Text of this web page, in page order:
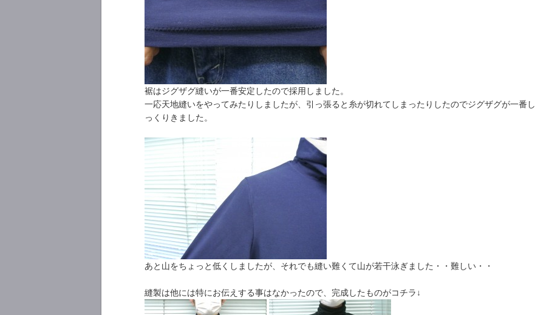
裾はジグザグ縫いが一番安定したので採用しました。
一応天地縫いをやってみたりしましたが、引っ張ると糸が切れてしまったりしたのでジグザグが一番し
っくりきました。
あと山をちょっと低くしましたが、それでも縫い難くて山が若干泳ぎました・・難しい・・
縫製は他には特にお伝えする事はなかったので、完成したものがコチラ↓